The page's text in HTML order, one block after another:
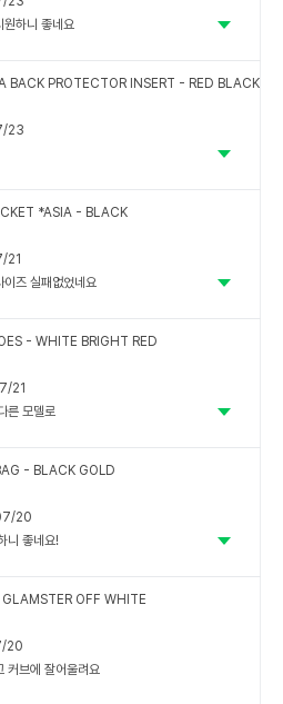
원하니 좋네요
BACK PROTECTOR INSERT - RED BLACK
23
*ASIA - BLACK
21
이즈 실패없었네요
- WHITE BRIGHT RED
21
른 모델로
- BLACK GOLD
20
니 좋네요!
GLAMSTER OFF WHITE
20
커브에 잘어울려요